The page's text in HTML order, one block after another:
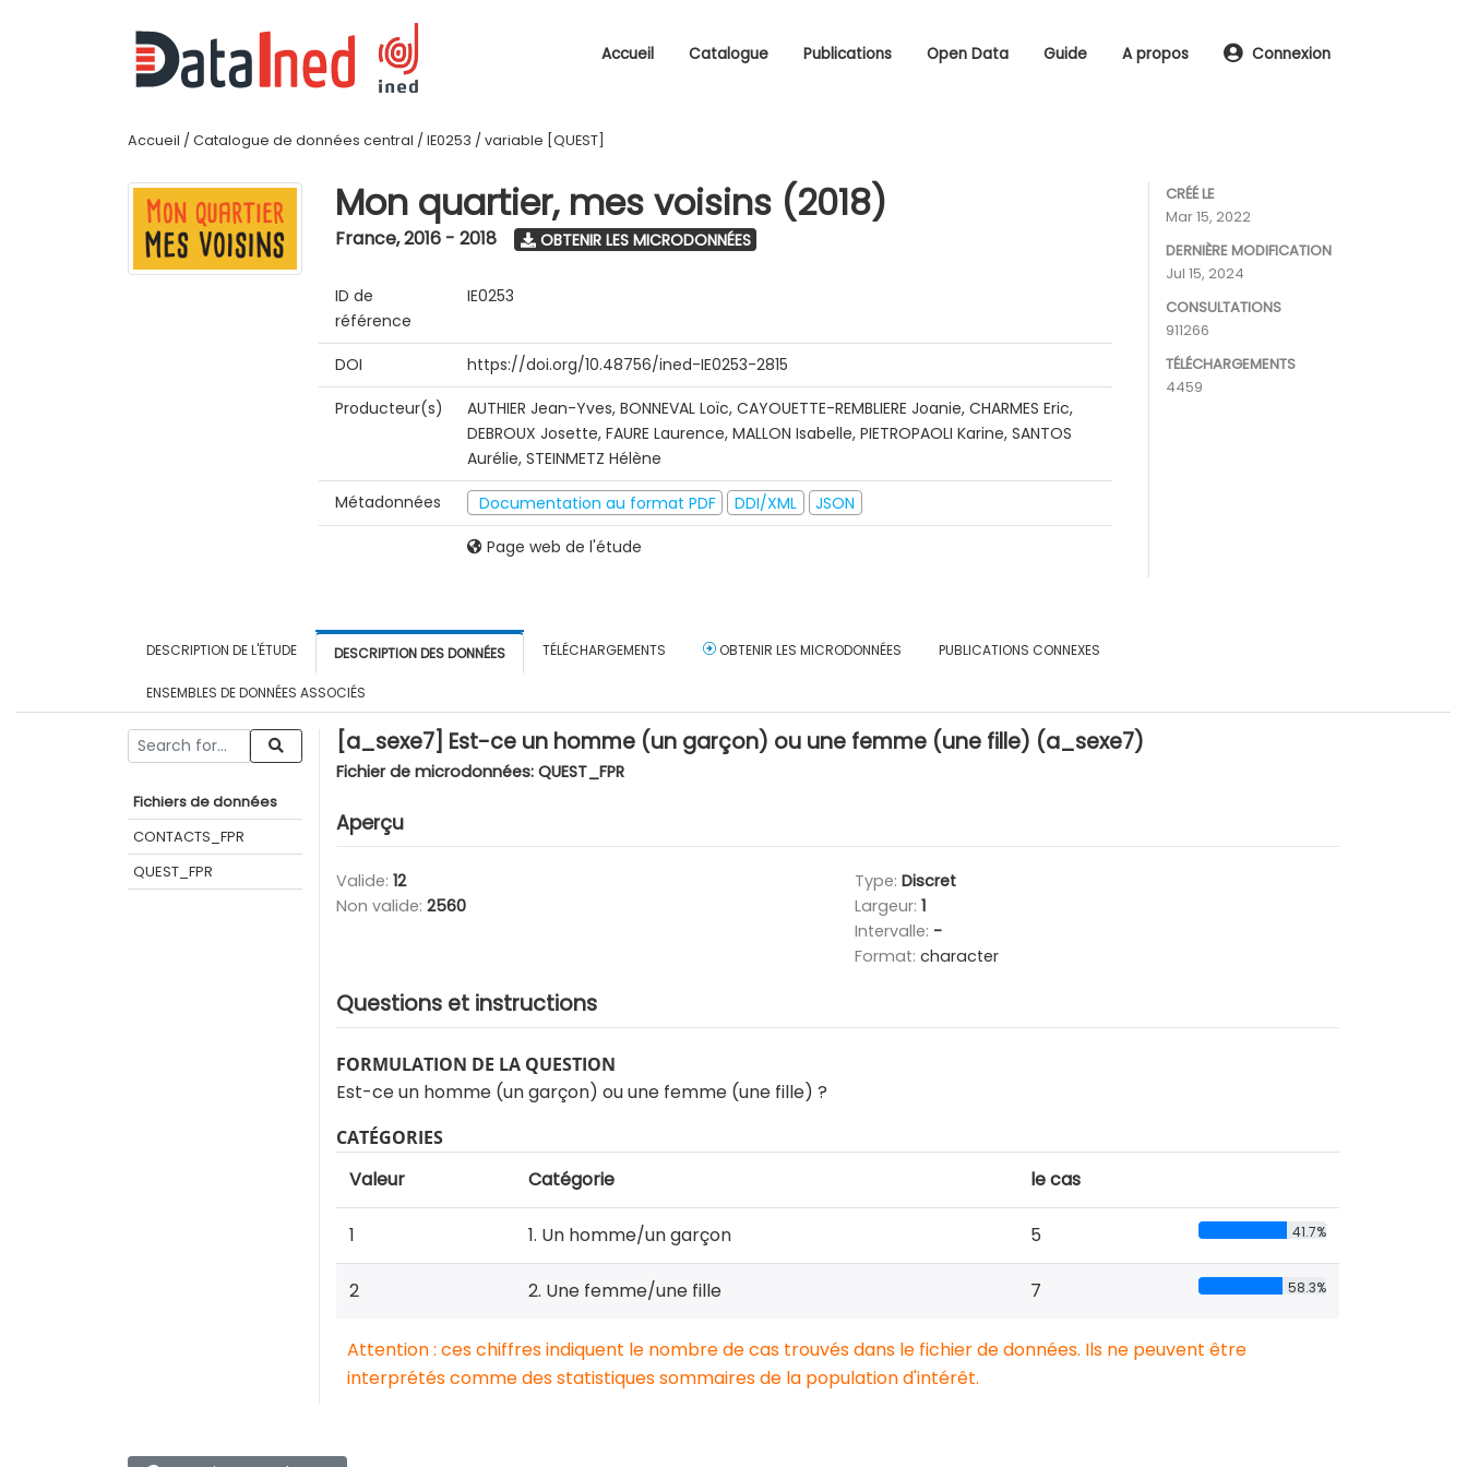
Accueil Catalogue Publications Open Data Guide A propos Connexion
Accueil / Catalogue de données central / IE0253 / variable [QUEST]
Mon quartier, mes voisins (2018)
France,2016 - 2018 OBTENIR LES MICRODONNÉES
ID de
référence
IE0253
DOI
https://doi.org/10.48756/ined-IE0253-2815
Producteur(s)
AUTHIER Jean-Yves, BONNEVAL Loïc, CAYOUETTE-REMBLIERE Joanie, CHARMES Eric,
DEBROUX Josette, FAURE Laurence, MALLON Isabelle, PIETROPAOLI Karine, SANTOS
Aurélie, STEINMETZ Hélène
Métadonnées
Documentation au format PDF DDI/XML
JSON
Page web de l'étude
CRÉÉ LE
Mar 15, 2022
DERNIÈRE MODIFICATION
Jul 15, 2024
CONSULTATIONS
911266
TÉLÉCHARGEMENTS
4459
DESCRIPTION DE L'ÉTUDE DESCRIPTION DES DONNÉES TÉLÉCHARGEMENTS OBTENIR LES MICRODONNÉES PUBLICATIONS CONNEXES
ENSEMBLES DE DONNÉES ASSOCIÉS
Fichiers de données
CONTACTS_FPR
QUEST_FPR
[a_sexe7] Est-ce un homme (un garçon) ou une femme (une fille) (a_sexe7)
Fichier de microdonnées: QUEST_FPR
Aperçu
Valide: 12
Non valide: 2560
Type: Discret
Largeur: 1
Intervalle: -
Format: character
Questions et instructions
FORMULATION DE LA QUESTION
Est-ce un homme (un garçon) ou une femme (une fille) ?
CATÉGORIES
Valeur Catégorie le cas
1 1. Un homme/un garçon 5 41.7%
2 2. Une femme/une fille 7 58.3%
Attention : ces chiffres indiquent le nombre de cas trouvés dans le fichier de données. Ils ne peuvent être
interprétés comme des statistiques sommaires de la population d'intérêt.